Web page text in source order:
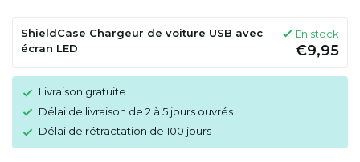
ShieldCase Chargeur de voiture USB avec
écran LED
En stock
€9,95
Livraison gratuite
Délai de livraison de 2 à 5 jours ouvrés
Délai de rétractation de 100 jours